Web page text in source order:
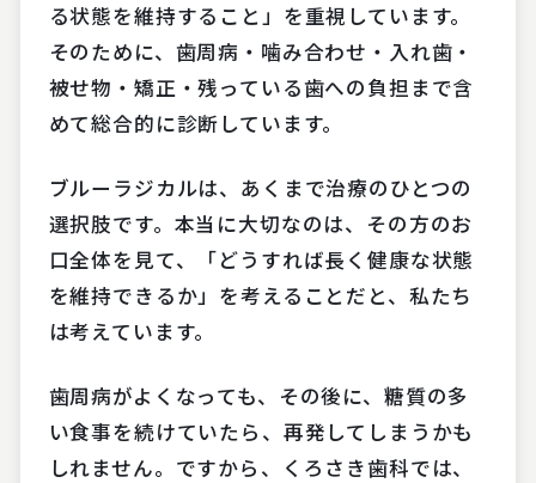
る状態を維持すること」を重視しています。
そのために、歯周病・噛み合わせ・入れ歯・
被せ物・矯正・残っている歯への負担まで含
めて総合的に診断しています。
ブルーラジカルは、あくまで治療のひとつの
選択肢です。本当に大切なのは、その方のお
口全体を見て、「どうすれば長く健康な状態
を維持できるか」を考えることだと、私たち
は考えています。
歯周病がよくなっても、その後に、糖質の多
い食事を続けていたら、再発してしまうかも
しれません。ですから、くろさき歯科では、